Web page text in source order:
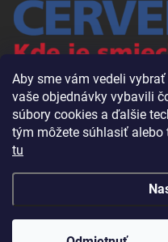
Aby sme vám vedeli
vaše objednávky vybavili
súbory cookies a ďalšie
tým môžete súhlasiť
tu
Copyright 2026